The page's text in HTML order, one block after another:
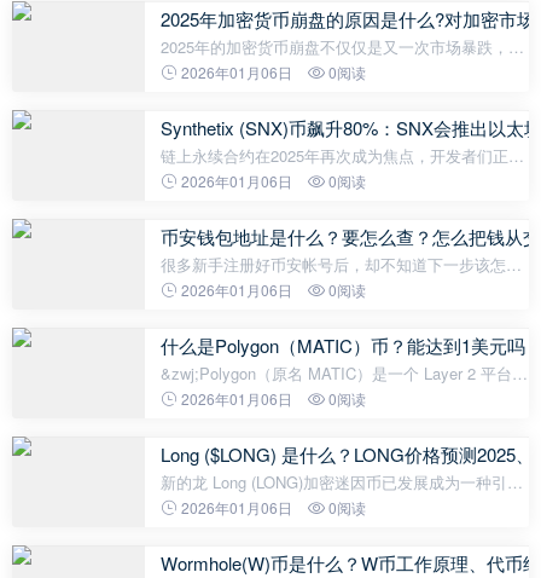
中心化加密货币钱包，支持全球
2025年加密货币崩盘的原因是什么?对加密市
2025年的加密货币崩盘不仅仅是又一次市场暴跌，更
是一场金融冲击波，一天之内抹去了超过200亿美元
么？特朗 普对中国进口商品征收100%
2026年01月06日 0阅读
Synthetix (SNX)币飙升80%：SNX会推出以太
链上永续合约在2025年再次成为焦点，开发者们正在
寻求一种具有类似CLOB执行方式的主网结算设计。
配、在以太坊上进行链上结算，并
2026年01月06日 0阅读
币安钱包地址是什么？要怎么查？怎么把钱从
很多新手注册好币安帐号后，却不知道下一步该怎么
做才能开始买币。 想在币安上买卖加密货币，第一步
中最常见的方式是「链上储值
2026年01月06日 0阅读
什么是Polygon（MATIC）币？能达到1美元吗
&zwj;Polygon（原名 MATIC）是一个 Layer 2 平台，
旨在扩展以太坊区块链的功能并增强其性能。您对
定的。因此，闲话少叙，本文将探讨 Po
2026年01月06日 0阅读
Long ($LONG) 是什么？LONG价格预测2025、
新的龙 Long (LONG)加密迷因币已发展成为一种引人
注目的加密资产，吸引了那些欣赏具有文化共鸣的社
启发的迷因币知名度不断
2026年01月06日 0阅读
Wormhole(W)币是什么？W币工作原理、代币